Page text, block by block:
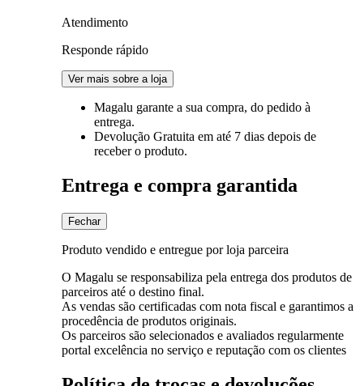
Atendimento
Responde rápido
Ver mais sobre a loja
Magalu garante a sua compra, do pedido à
entrega.
Devolução Gratuita em até 7 dias depois de
receber o produto.
Entrega e compra garantida
Fechar
Produto vendido e entregue por loja parceira
O Magalu se responsabiliza pela entrega dos produtos de
parceiros até o destino final.
As vendas são certificadas com nota fiscal e garantimos a
procedência de produtos originais.
Os parceiros são selecionados e avaliados regularmente
portal excelência no serviço e reputação com os clientes